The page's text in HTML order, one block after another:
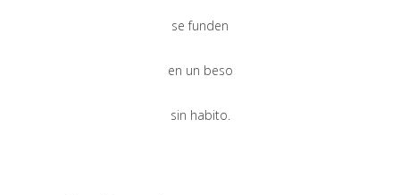
se funden
en un beso
sin habito.